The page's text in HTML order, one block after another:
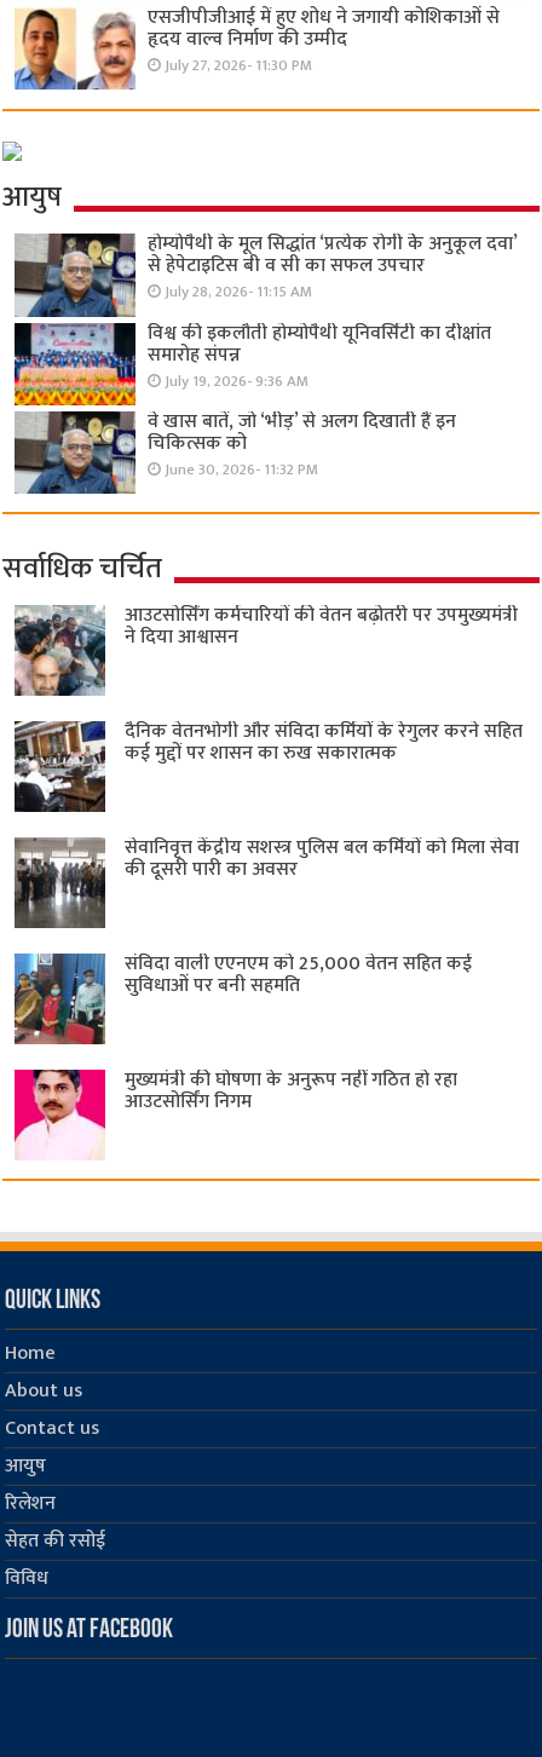
एसजीपीजीआई में हुए शोध ने जगायी कोशिकाओं से
हृदय वाल्व निर्माण की उम्मीद
July 27, 2026- 11:30 PM
आयुष
होम्योपैथी के मूल सिद्धांत ‘प्रत्येक रोगी केे अनुकूल दवा’
से हेपेटाइटिस बी व सी का सफल उपचार
July 28, 2026- 11:15 AM
विश्व की इकलौती होम्योपैथी यूनिवर्सिटी का दीक्षांत
समारोह संपन्न
July 19, 2026- 9:36 AM
वे खास बातें, जो ‘भीड़’ से अलग दिखाती हैं इन
चिकित्सक को
June 30, 2026- 11:32 PM
सर्वाधिक चर्चित
आउटसोर्सिंग कर्मचारियों की वेतन बढ़ोतरी पर उपमुख्यमंत्री
ने दिया आश्वासन
दैनिक वेतनभोगी और संविदा कर्मियों के रेगुलर करने सहित
कई मुद्दों पर शासन का रुख सकारात्मक
सेवानिवृत्त केंद्रीय सशस्त्र पुलिस बल ​कर्मियों को मिला सेवा
की दूसरी पारी का अवसर
संविदा वाली एएनएम को 25,000 वेतन सहित कई
सुविधाओं पर बनी सहमति
मुख्यमंत्री की घोषणा के अनुरूप नहीं गठित हो रहा
आउटसोर्सिंग निगम
Quick Links
Home
About us
Contact us
आयुष
रिलेशन
सेहत की रसोई
विविध
Join us at Facebook